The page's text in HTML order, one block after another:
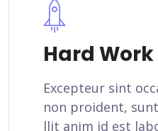
Hard Work
Excepteur sint
non proident,
llit anim id est